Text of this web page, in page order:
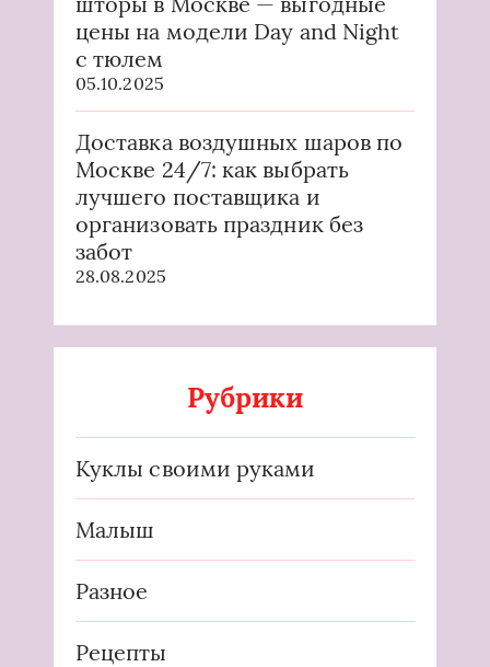
цены на модели Day and Night
с тюлем
05.10.2025
Доставка воздушных шаров по
Москве 24/7: как выбрать
лучшего поставщика и
организовать праздник без
забот
28.08.2025
Рубрики
Куклы своими руками
Малыш
Разное
Рецепты